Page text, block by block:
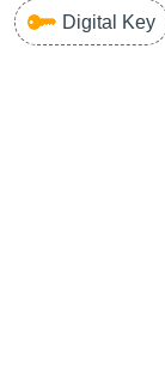
Digital Key